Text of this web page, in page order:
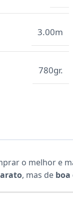
3.00m
780gr.
o melhor e
, mas de